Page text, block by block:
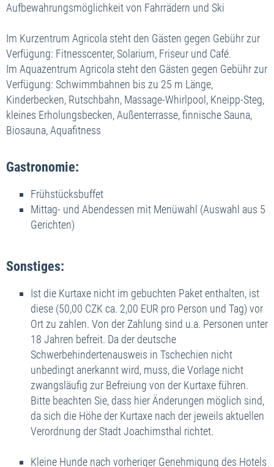
Aufbewahrungsmöglichkeit von Fahrrädern und Ski
Im Kurzentrum Agricola steht den Gästen gegen Gebühr zur
Verfügung: Fitnesscenter, Solarium, Friseur und Café.
Im Aquazentrum Agricola steht den Gästen gegen Gebühr zur
Verfügung: Schwimmbahnen bis zu 25 m Länge,
Kinderbecken, Rutschbahn, Massage-Whirlpool, Kneipp-Steg,
kleines Erholungsbecken, Außenterrasse, finnische Sauna,
Biosauna, Aquafitness
Gastronomie:
Frühstücksbuffet
Mittag- und Abendessen mit Menüwahl (Auswahl aus 5
Gerichten)
Sonstiges:
Ist die Kurtaxe nicht im gebuchten Paket enthalten, ist
diese (50,00 CZK ca. 2,00 EUR pro Person und Tag) vor
Ort zu zahlen. Von der Zahlung sind u.a. Personen unter
18 Jahren befreit. Da der deutsche
Schwerbehindertenausweis in Tschechien nicht
unbedingt anerkannt wird, muss, die Vorlage nicht
zwangsläufig zur Befreiung von der Kurtaxe führen.
Bitte beachten Sie, dass hier Änderungen möglich sind,
da sich die Höhe der Kurtaxe nach der jeweils aktuellen
Verordnung der Stadt Joachimsthal richtet.
Kleine Hunde nach vorheriger Genehmigung des Hotels